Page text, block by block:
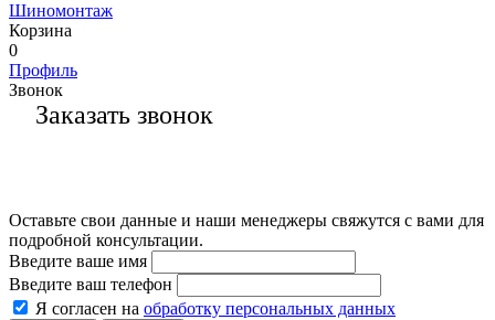
Шиномонтаж
Корзина
0
Профиль
Звонок
Заказать звонок
Оставьте свои данные и наши менеджеры свяжутся с вами для
подробной консультации.
Введите ваше имя
Введите ваш телефон
Я согласен на обработку персональных данных